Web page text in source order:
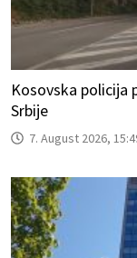
Kosovska policija
Srbije
7. August 2026,